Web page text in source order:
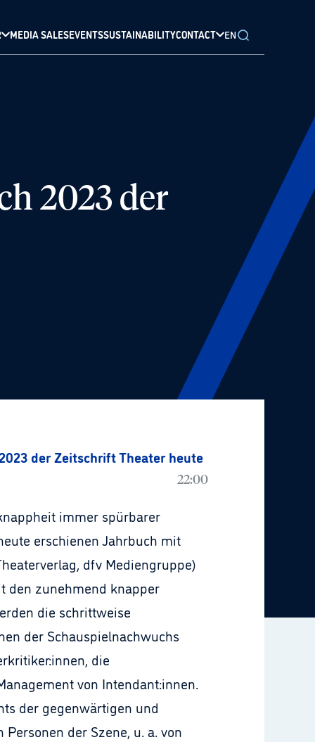
MEDIA SALESEVENTSSUSTAINABILITYCONTACT EN
2023 der
der Zeitschrift Theater heute
22:00
immer spürbarer
erschienen Jahrbuch mit
dfv Mediengruppe)
den zunehmend knapper
die schrittweise
der Schauspielnachwuchs
die
von Intendant:innen.
der gegenwärtigen und
der Szene, u. a. von